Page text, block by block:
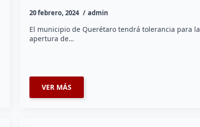
20 febrero, 2024 admin
El municipio de Querétaro tendrá tolerancia para la
apertura de…
VER MÁS